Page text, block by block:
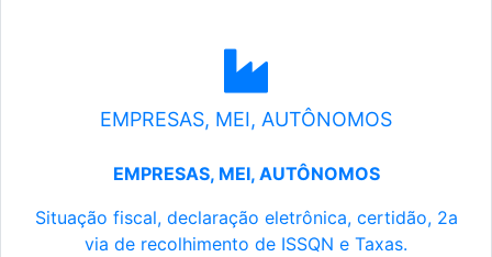
EMPRESAS, MEI, AUTÔNOMOS
EMPRESAS, MEI, AUTÔNOMOS
Situação fiscal, declaração eletrônica, certidão, 2a
via de recolhimento de ISSQN e Taxas.